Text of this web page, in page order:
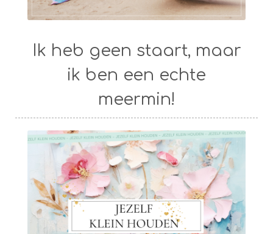
Ik heb geen staart, maar
ik ben een echte
meermin!